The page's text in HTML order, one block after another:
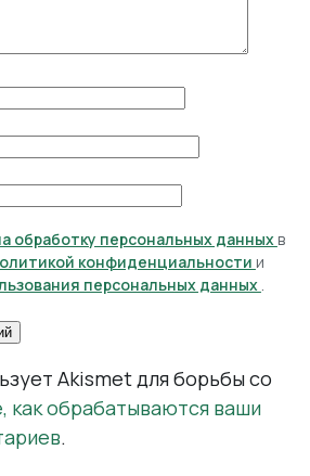
обработку персональных данных в
конфиденциальности и
персональных данных .
Akismet для борьбы со
как обрабатываются ваши
.